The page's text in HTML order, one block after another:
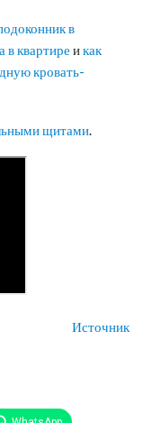
в
в квартире икак
кровать-
щитами.
Источник